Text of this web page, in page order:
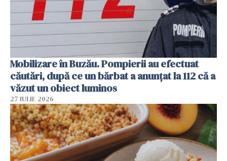
Mobilizare în Buzău. Pompierii au efectuat
căutări, după ce un bărbat a anunțat la 112 că a
văzut un obiect luminos
27 IULIE 2026